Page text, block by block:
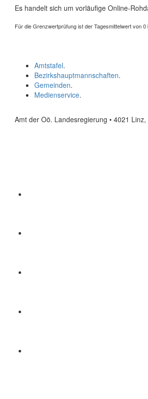
Es handelt sich um vorläufige Online-
Für die Grenzwertprüfung ist der Tagesmittelwert von
Amtstafel.
Bezirkshauptmannschaften.
Gemeinden.
Medienservice.
Amt der Oö. Landesregierung • 4021